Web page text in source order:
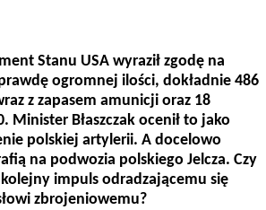
Stanu USA wyraził zgodę na
ogromnej ilości, dokładnie 486
z zapasem amunicji oraz 18
Minister Błaszczak ocenił to jako
polskiej artylerii. A docelowo
na podwozia polskiego Jelcza. Czy
impuls odradzającemu się
zbrojeniowemu?